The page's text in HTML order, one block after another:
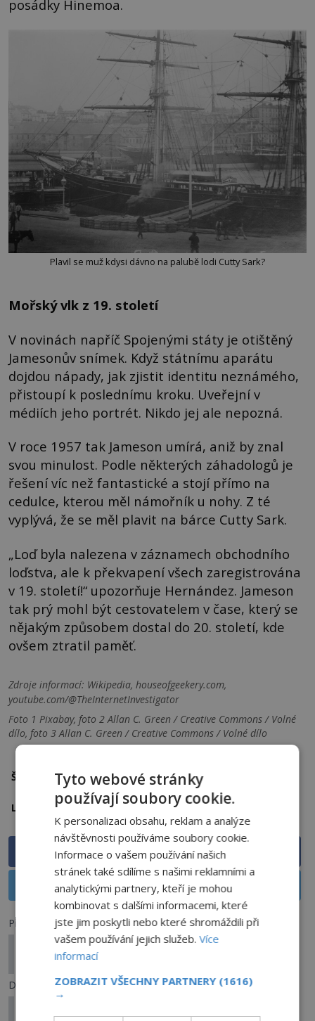
posádky Hinemoa.
Plavil se muž kdysi dávno na palubě lodi Cutty Sark?
Mořský vlk z 19. století
V novinách napříč Spojenými státy je otištěný
Jamesonův snímek. Když státnímu aparátu
dojdou nápady, jak zjistit identitu neznámého,
přistoupí k poslednímu kroku. Uveřejní v
médiích jeho portrét. Nikdo jej ale nepozná.
V roce 1957 tak Jameson umírá, aniž by znal
svou minulost. Podle některých záhadologů je
řešení víc než fantastické a stojí přímo na
cedulce, kterou měl námořník u nohy. Z té
vyplývá, že se měl plavit na bárce Cutty Sark.
„Loď byla nalezena v záznamech obchodního
loďstva, ale k překvapení všech zaregistrována
v 19. století!“ upozorňuje Hernández. Jameson
tak prý mohl být cestovatelem v čase, který se
nějakým způsobem dostal do 20. století, kde
ovšem ztratil paměť.
Zdroje informací: Wikipedia, houseofgeekery.com,
youtube.com/@TheInternetInvestigator
Foto 1 Pixabay, foto 2 Allan C. Green / Creative Commons / Volné
dílo, foto 3 Allan C. Green / Creative Commons / Volné dílo
Štítky: cestování časem lodě
Lokalita: Massachussetts
Sdílet na Facebooku
Sdílet na X
Předchozí článek
Zjevení Panny Marie v irském kostele: Způsobilo
zázračné vyléčení stovek nemocných?
Další článek
Tyto webové stránky
používají soubory cookie.
K personalizaci obsahu, reklam a analýze
návštěvnosti používáme soubory cookie.
Informace o vašem používání našich
stránek také sdílíme s našimi reklamními a
analytickými partnery, kteří je mohou
kombinovat s dalšími informacemi, které
jste jim poskytli nebo které shromáždili při
vašem používání jejich služeb.Více
informací
ZOBRAZIT VŠECHNY PARTNERY (1616)
→